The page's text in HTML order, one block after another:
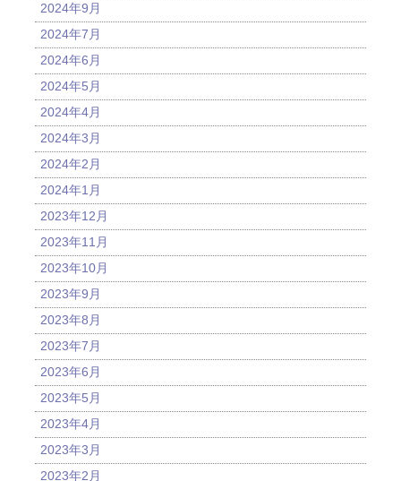
2024年9月
2024年7月
2024年6月
2024年5月
2024年4月
2024年3月
2024年2月
2024年1月
2023年12月
2023年11月
2023年10月
2023年9月
2023年8月
2023年7月
2023年6月
2023年5月
2023年4月
2023年3月
2023年2月